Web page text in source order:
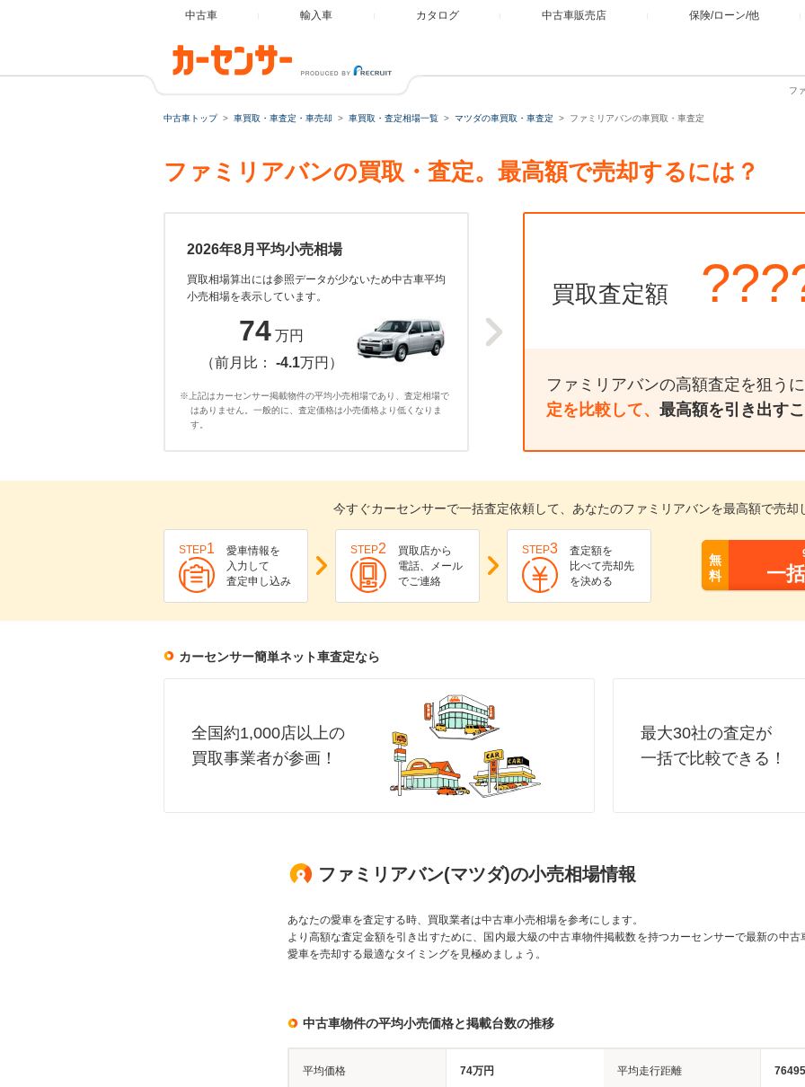
中古車 輸入車 カタログ 中古車販売店 保険/ローン/他
フ
中古車トップ 車買取・車査定・車売却 車買取・査定相場一覧 マツダの車買取・車査定 ファミリアバンの車買取・車査定
ファミリアバンの買取・査定。最高額で売却するには？
2026年8月平均小売相場
買取相場算出には参照データが少ないため中古車平均
小売相場を表示しています。
74 万円
（前月比： -4.1万円）
※上記はカーセンサー掲載物件の平均小売相場であり、査定相場で
はありません。一般的に、査定価格は小売価格より低くなりま
す。
買取査定額
ファミリアバンの高額査定を狙うに
定を比較して、 最高額を引き出す
今すぐカーセンサーで一括査定依頼して、あなたのファミリアバンを最高額で売却
STEP1
愛車情報を
入力して
査定申し込み
STEP2
買取店から
電話、メール
でご連絡
STEP3
査定額を
比べて売却先
を決める
無
料
一
カーセンサー簡単ネット車査定なら
全国約1,000店以上の
買取事業者が参画！
最大30社の査定が
一括で比較できる！
ファミリアバン(マツダ)の小売相場情報
あなたの愛車を査定する時、買取業者は中古車小売相場を参考にします。
より高額な査定金額を引き出すために、国内最大級の中古車物件掲載数を持つカーセンサーで最新の中古
愛車を売却する最適なタイミングを見極めましょう。
中古車物件の平均小売価格と掲載台数の推移
平均価格 74万円 平均走行距離